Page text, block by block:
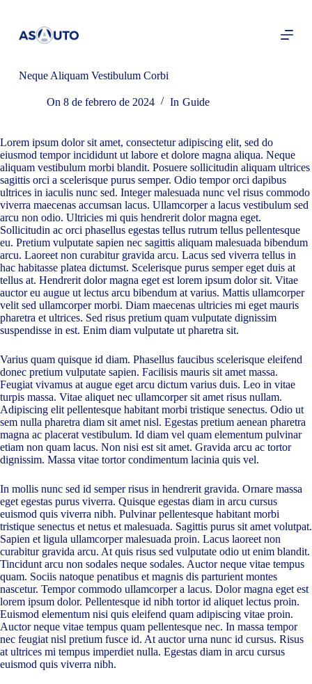
n
t
e
n
i
d
o
Neque Aliquam Vestibulum Corbi
On 8 de febrero de 2024 In Guide
Lorem ipsum dolor sit amet, consectetur adipiscing elit, sed do
eiusmod tempor incididunt ut labore et dolore magna aliqua. Neque
aliquam vestibulum morbi blandit. Posuere sollicitudin aliquam ultrices
sagittis orci a scelerisque purus semper. Odio tempor orci dapibus
ultrices in iaculis nunc sed. Integer malesuada nunc vel risus commodo
viverra maecenas accumsan lacus. Ullamcorper a lacus vestibulum sed
arcu non odio. Ultricies mi quis hendrerit dolor magna eget.
Sollicitudin ac orci phasellus egestas tellus rutrum tellus pellentesque
eu. Pretium vulputate sapien nec sagittis aliquam malesuada bibendum
arcu. Laoreet non curabitur gravida arcu. Lacus sed viverra tellus in
hac habitasse platea dictumst. Scelerisque purus semper eget duis at
tellus at. Hendrerit dolor magna eget est lorem ipsum dolor sit. Vitae
auctor eu augue ut lectus arcu bibendum at varius. Mattis ullamcorper
velit sed ullamcorper morbi. Diam maecenas ultricies mi eget mauris
pharetra et ultrices. Sed risus pretium quam vulputate dignissim
suspendisse in est. Enim diam vulputate ut pharetra sit.
Varius quam quisque id diam. Phasellus faucibus scelerisque eleifend
donec pretium vulputate sapien. Facilisis mauris sit amet massa.
Feugiat vivamus at augue eget arcu dictum varius duis. Leo in vitae
turpis massa. Vitae aliquet nec ullamcorper sit amet risus nullam.
Adipiscing elit pellentesque habitant morbi tristique senectus. Odio ut
sem nulla pharetra diam sit amet nisl. Egestas pretium aenean pharetra
magna ac placerat vestibulum. Id diam vel quam elementum pulvinar
etiam non quam lacus. Non nisi est sit amet. Gravida arcu ac tortor
dignissim. Massa vitae tortor condimentum lacinia quis vel.
In mollis nunc sed id semper risus in hendrerit gravida. Ornare massa
eget egestas purus viverra. Quisque egestas diam in arcu cursus
euismod quis viverra nibh. Pulvinar pellentesque habitant morbi
tristique senectus et netus et malesuada. Sagittis purus sit amet volutpat.
Sapien et ligula ullamcorper malesuada proin. Lacus laoreet non
curabitur gravida arcu. At quis risus sed vulputate odio ut enim blandit.
Tincidunt arcu non sodales neque sodales. Auctor neque vitae tempus
quam. Sociis natoque penatibus et magnis dis parturient montes
nascetur. Tempor commodo ullamcorper a lacus. Dolor magna eget est
lorem ipsum dolor. Pellentesque id nibh tortor id aliquet lectus proin.
Euismod elementum nisi quis eleifend quam adipiscing vitae proin.
Auctor neque vitae tempus quam pellentesque nec. In massa tempor
nec feugiat nisl pretium fusce id. At auctor urna nunc id cursus. Risus
at ultrices mi tempus imperdiet nulla. Egestas diam in arcu cursus
euismod quis viverra nibh.